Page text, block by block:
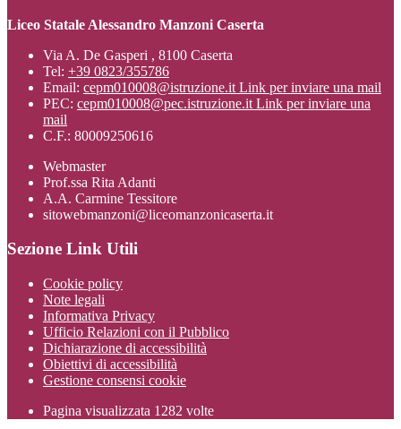
Liceo Statale Alessandro Manzoni Caserta
Via A. De Gasperi , 8100 Caserta
Tel: +39 0823/355786
Email: cepm010008@istruzione.it Link per inviare una mail
PEC: cepm010008@pec.istruzione.it Link per inviare una
mail
C.F.: 80009250616
Webmaster
Prof.ssa Rita Adanti
A.A. Carmine Tessitore
sitowebmanzoni@liceomanzonicaserta.it
Sezione Link Utili
Cookie policy
Note legali
Informativa Privacy
Ufficio Relazioni con il Pubblico
Dichiarazione di accessibilità
Obiettivi di accessibilità
Gestione consensi cookie
Pagina visualizzata 1282 volte